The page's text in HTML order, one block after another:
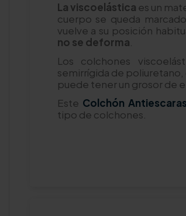
La viscoelástica es un
cuerpo se queda
vuelve a su posición
no se deforma
Los colchones
semirrígida de
puede tener un grosor de
Este Colchón
tipo de colchones.